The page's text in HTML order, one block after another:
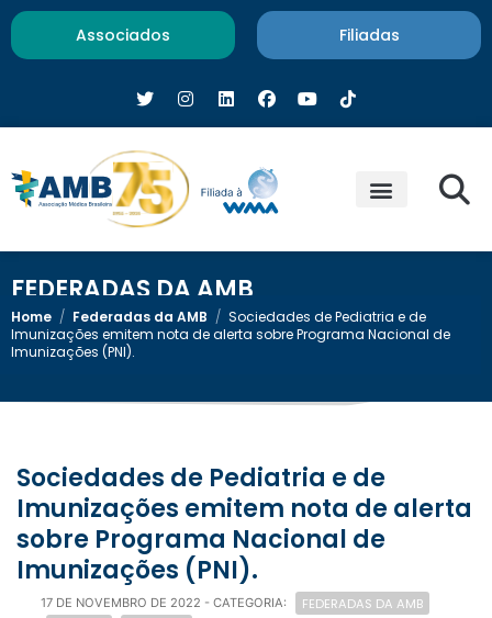
Associados Filiadas
FEDERADAS DA AMB
Home / Federadas da AMB / Sociedades de Pediatria e de
Imunizações emitem nota de alerta sobre Programa Nacional de
Imunizações (PNI).
Sociedades de Pediatria e de
Imunizações emitem nota de alerta
sobre Programa Nacional de
Imunizações (PNI).
17 DE NOVEMBRO DE 2022 - CATEGORIA:
FEDERADAS DA AMB